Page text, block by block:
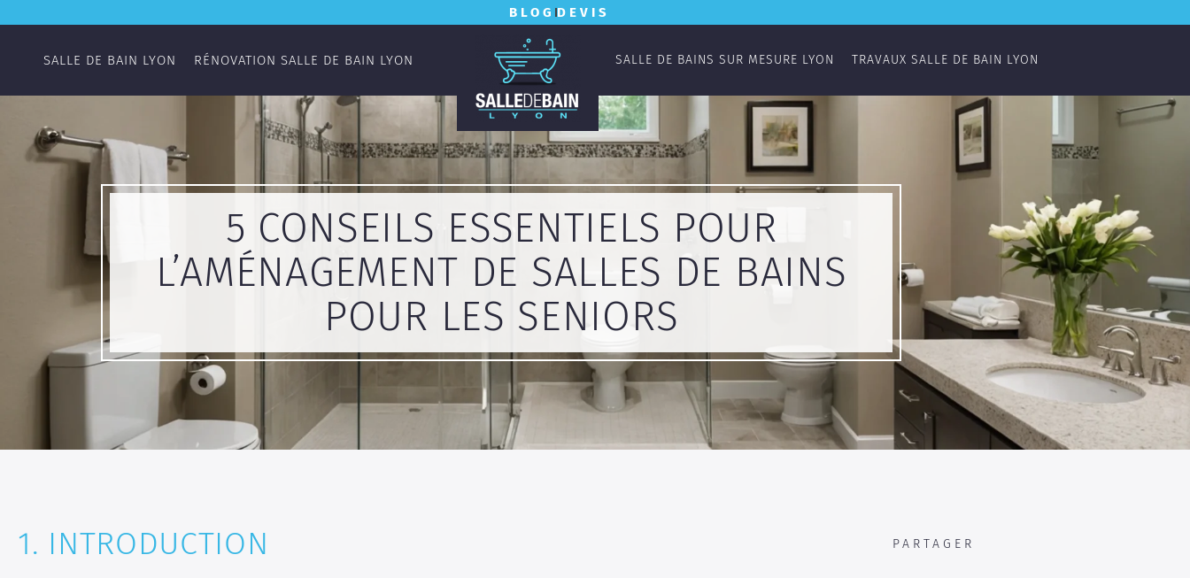
BLOG DEVIS
SALLE DE BAIN LYON RÉNOVATION SALLE DE BAIN LYON SALLE DE BAINS SUR MESURE LYON TRAVAUX SALLE DE BAIN LYON
5 CONSEILS ESSENTIELS POUR
L’AMÉNAGEMENT DE SALLES DE BAINS
POUR LES SENIORS
1. INTRODUCTION PARTAGER